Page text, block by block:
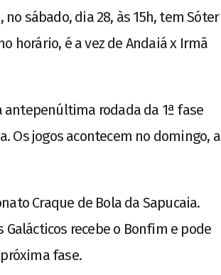
sábado, dia 28, às 15h, tem Sóter
horário, é a vez de Andaiá x Irmã
antepenúltima rodada da 1ª fase
Os jogos acontecem no domingo, a
Craque de Bola da Sapucaia.
Galácticos recebe o Bonfim e pode
fase.